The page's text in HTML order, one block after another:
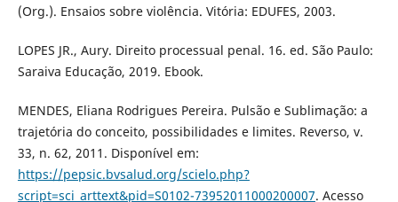
(Org.). Ensaios sobre violência. Vitória: EDUFES, 2003.
LOPES JR., Aury. Direito processual penal. 16. ed. São Paulo:
Saraiva Educação, 2019. Ebook.
MENDES, Eliana Rodrigues Pereira. Pulsão e Sublimação: a
trajetória do conceito, possibilidades e limites. Reverso, v.
33, n. 62, 2011. Disponível em:
https://pepsic.bvsalud.org/scielo.php?
script=sci_arttext&pid=S0102-73952011000200007. Acesso